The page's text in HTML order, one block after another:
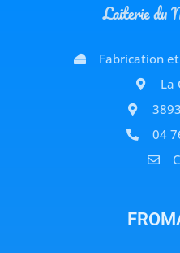
Laiterie du
Fabrication
La
04